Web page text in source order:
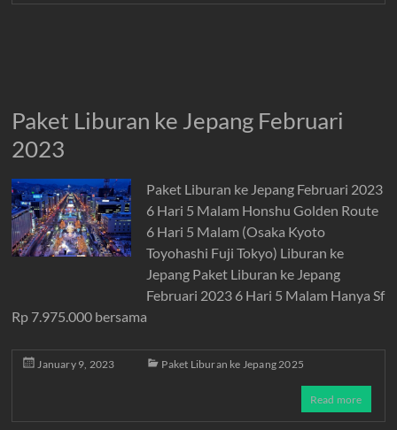
Paket Liburan ke Jepang Februari
2023
Paket Liburan ke Jepang Februari 2023
6 Hari 5 Malam Honshu Golden Route
6 Hari 5 Malam (Osaka Kyoto
Toyohashi Fuji Tokyo) Liburan ke
Jepang Paket Liburan ke Jepang
Februari 2023 6 Hari 5 Malam Hanya Sf
Rp 7.975.000 bersama
January 9, 2023 Paket Liburan ke Jepang 2025
Read more